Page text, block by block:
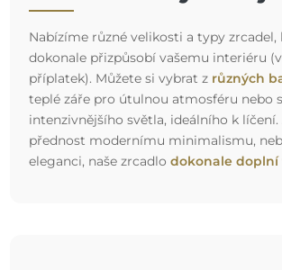
Nabízíme různé velikosti a typy zrcadel,
dokonale přizpůsobí vašemu interiéru
příplatek). Můžete si vybrat z různých
teplé záře pro útulnou atmosféru nebo
intenzivnějšího světla, ideálního k
přednost modernímu minimalismu,
eleganci, naše zrcadlo dokonale doplní